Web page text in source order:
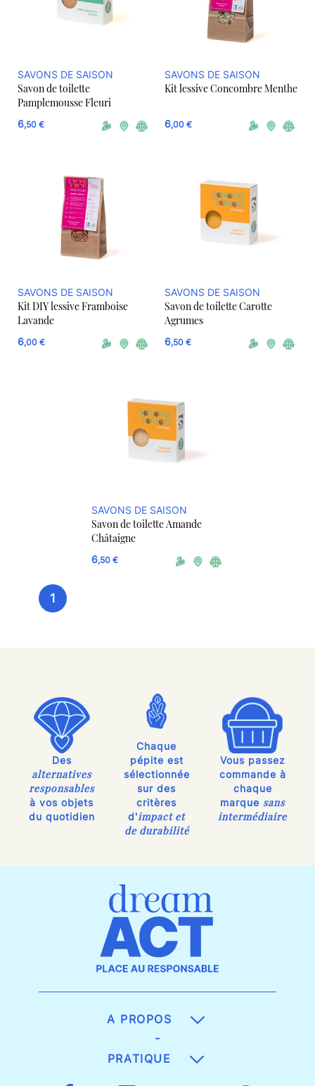
SAVONS DE SAISON
Savon de toilette
Pamplemousse Fleuri
6,50 €
SAVONS DE SAISON
Kit lessive Concombre Menthe
6,00 €
SAVONS DE SAISON
Kit DIY lessive Framboise
Lavande
6,00 €
SAVONS DE SAISON
Savon de toilette Carotte
Agrumes
6,50 €
SAVONS DE SAISON
Savon de toilette Amande
Châtaigne
6,50 €
1
Des
alternatives
responsables
à vos objets
du quotidien
Chaque
pépite est
sélectionnée
sur des
critères
d'impact et
de durabilité
Vous passez
commande à
chaque
marque sans
intermédiaire
A PROPOS
-
PRATIQUE